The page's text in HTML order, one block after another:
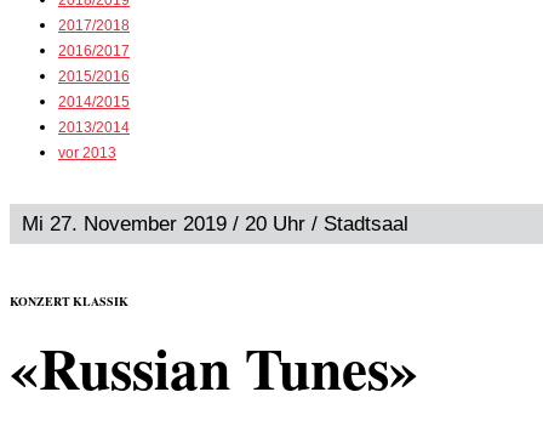
2017/2018
2016/2017
2015/2016
2014/2015
2013/2014
vor 2013
Mi 27. November 2019 / 20 Uhr / Stadtsaal
KONZERT KLASSIK
«Russian Tunes»